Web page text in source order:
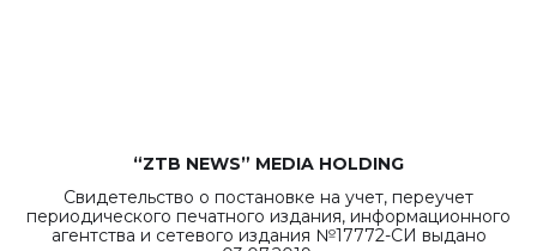
“ZTB NEWS” MEDIA HOLDING
Свидетельство о постановке на учет, переучет
периодического печатного издания, информационного
агентства и сетевого издания №17772-СИ выдано